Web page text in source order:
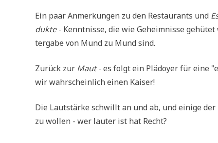
Ein paar Anmer­kun­gen zu den Restau­rants und
duk­te- Kennt­nis­se, die wie Geheim­nis­se
ter­ga­be von Mund zu Mund sind.
Zurück zur Maut- es folgt ein Plä­doy­er für eine
wir wahr­schein­lich einen Kaiser!
Die Laut­stär­ke schwillt an und ab, und eini­ge
zu wol­len - wer lau­ter ist hat Recht?